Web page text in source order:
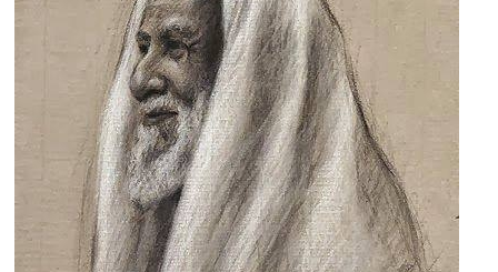
RIJEČI
KOJE
RASPLAKALO
LJUDE?